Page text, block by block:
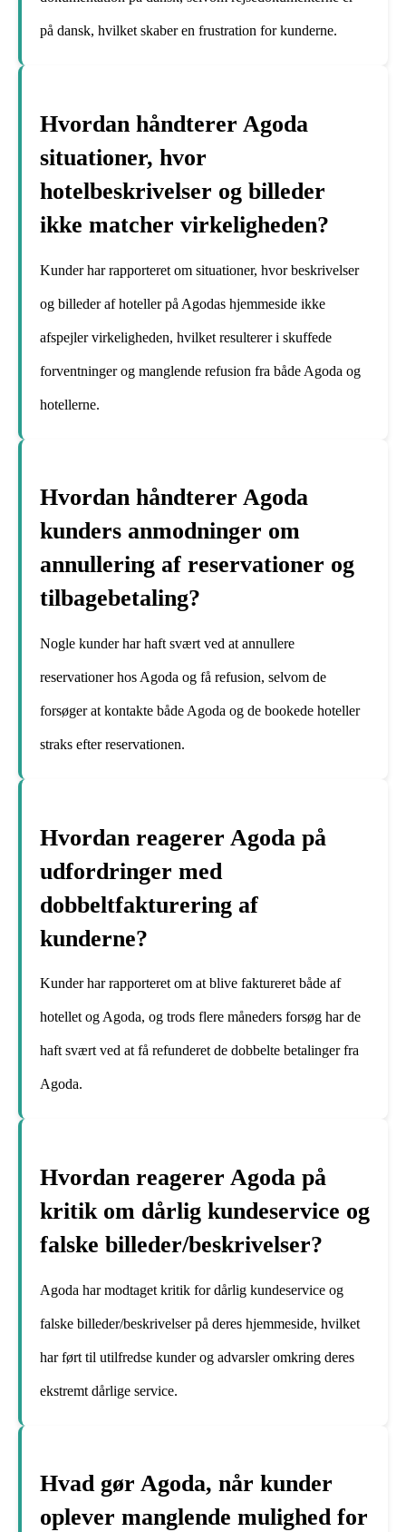
på dansk, hvilket skaber en frustration for kunderne.
Hvordan håndterer Agoda
situationer, hvor
hotelbeskrivelser og billeder
ikke matcher virkeligheden?
Kunder har rapporteret om situationer, hvor beskrivelser
og billeder af hoteller på Agodas hjemmeside ikke
afspejler virkeligheden, hvilket resulterer i skuffede
forventninger og manglende refusion fra både Agoda og
hotellerne.
Hvordan håndterer Agoda
kunders anmodninger om
annullering af reservationer og
tilbagebetaling?
Nogle kunder har haft svært ved at annullere
reservationer hos Agoda og få refusion, selvom de
forsøger at kontakte både Agoda og de bookede hoteller
straks efter reservationen.
Hvordan reagerer Agoda på
udfordringer med
dobbeltfakturering af
kunderne?
Kunder har rapporteret om at blive faktureret både af
hotellet og Agoda, og trods flere måneders forsøg har de
haft svært ved at få refunderet de dobbelte betalinger fra
Agoda.
Hvordan reagerer Agoda på
kritik om dårlig kundeservice og
falske billeder/beskrivelser?
Agoda har modtaget kritik for dårlig kundeservice og
falske billeder/beskrivelser på deres hjemmeside, hvilket
har ført til utilfredse kunder og advarsler omkring deres
ekstremt dårlige service.
Hvad gør Agoda, når kunder
oplever manglende mulighed for